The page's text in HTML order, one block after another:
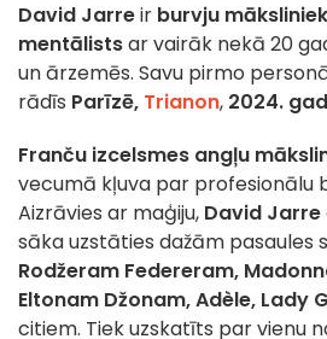
David Jarreir burvju
mentālistsar vairāk nekā 20
un ārzemēs. Savu pirmo
rādīs Parīzē, Trianon, 2024.
Franču izcelsmes angļu
vecumā kļuva par profesionālu
Aizrāvies ar maģiju, David Jarre
sāka uzstāties dažām pasaules
Rodžeram Federeram,
Eltonam Džonam, Adèle, Lady
citiem. Tiek uzskatīts par vienu